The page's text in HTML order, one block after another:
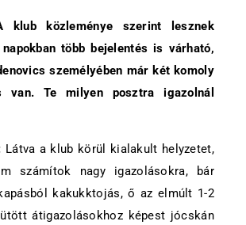
klub közleménye szerint lesznek
több bejelentés is várható,
személyében már két komoly
van. Te milyen posztra igazolnál
Látva a klub körül kialakult helyzetet,
számítok nagy igazolásokra, bár
kakukktojás, ő az elmúlt 1-2
átigazolásokhoz képest jócskán